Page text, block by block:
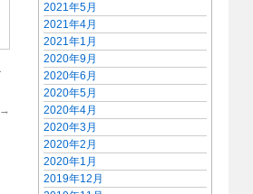
→
2021年5月
2021年4月
2021年1月
2020年9月
2020年6月
2020年5月
2020年4月
2020年3月
2020年2月
2020年1月
2019年12月